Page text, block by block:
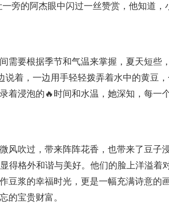
旁的阿杰眼中闪过一丝赞赏，他知道，
需要根据季节和气温来掌握，夏天短些
说着，一边用手轻轻拨弄着水中的黄豆
着浸泡的🔥时间和水温，她深知，每一
风吹过，带来阵阵花香，也带来了豆子
得格外和谐与美好。他们的脸上洋溢着
豆浆的幸福时光，更是一幅充满诗意的
的宝贵财富。